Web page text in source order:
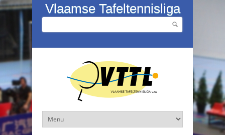
Overslaan en naar de inhoud gaan
Vlaamse Tafeltennisliga
Zoekveld